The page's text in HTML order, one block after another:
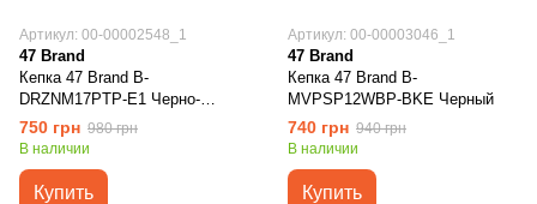
Артикул: 00-00002548_1
47 Brand
Кепка 47 Brand B-
DRZNM17PTP-E1 Черно-
зеленый
750 грн 980 грн
В наличии
Купить
Артикул: 00-00003046_1
47 Brand
Кепка 47 Brand B-
MVPSP12WBP-BKE Черный
740 грн 940 грн
В наличии
Купить